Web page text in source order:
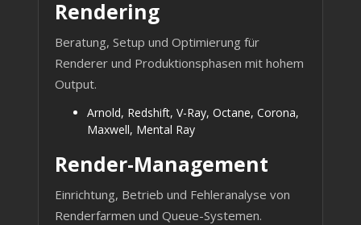
Rendering
Beratung, Setup und Optimierung für
Renderer und Produktionsphasen mit hohem
Output.
Arnold, Redshift, V-Ray, Octane, Corona,
Maxwell, Mental Ray
Render-Management
Einrichtung, Betrieb und Fehleranalyse von
Renderfarmen und Queue-Systemen.